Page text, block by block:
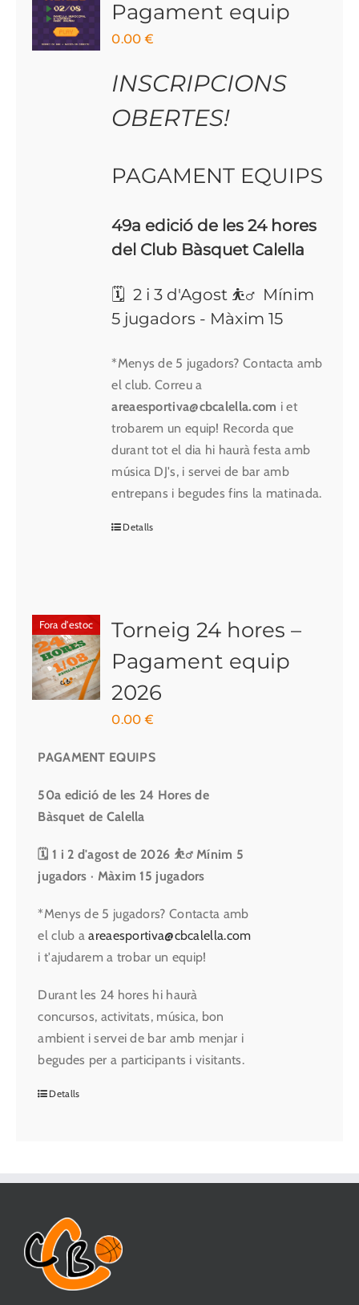
Pagament equip
0.00€
INSCRIPCIONS
OBERTES!
PAGAMENT EQUIPS
49a edició de les 24 hores
del Club Bàsquet Calella
🗓 2 i 3 d'Agost ⛹️‍♂️ Mínim
5 jugadors - Màxim 15
*Menys de 5 jugadors? Contacta amb
el club. Correu a
areaesportiva@cbcalella.com i et
trobarem un equip! Recorda que
durant tot el dia hi haurà festa amb
música DJ's, i servei de bar amb
entrepans i begudes fins la matinada.
Detalls
Fora d'estoc
Torneig 24 hores –
Pagament equip
2026
0.00€
PAGAMENT EQUIPS
50a edició de les 24 Hores de
Bàsquet de Calella
🗓 1 i 2 d'agost de 2026 ⛹️‍♂️ Mínim 5
jugadors · Màxim 15 jugadors
*Menys de 5 jugadors? Contacta amb
el club aareaesportiva@cbcalella.com
i t'ajudarem a trobar un equip!
Durant les 24 hores hi haurà
concursos, activitats, música, bon
ambient i servei de bar amb menjar i
begudes per a participants i visitants.
Detalls